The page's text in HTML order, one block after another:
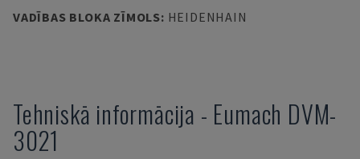
VADĪBAS BLOKA ZĪMOLS: HEIDENHAIN
Tehniskā informācija - Eumach DVM-
3021